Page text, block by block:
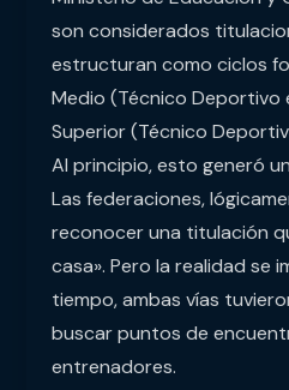
son considerados
estructuran como ciclos
Medio (Técnico Deportivo
Superior (Técnico
Al principio, esto generó
Las federaciones,
reconocer una titulación
casa». Pero la realidad se
tiempo, ambas vías
buscar puntos de
entrenadores.